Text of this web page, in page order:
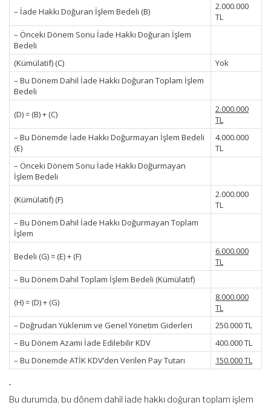
– İade Hakkı Doğuran İşlem Bedeli (B)
2.000.000
TL
– Önceki Dönem Sonu İade Hakkı Doğuran İşlem
Bedeli
(Kümülatif) (C)
Yok
– Bu Dönem Dahil İade Hakkı Doğuran Toplam İşlem
Bedeli
(D) = (B) + (C)
2.000.000
TL
– Bu Dönemde İade Hakkı Doğurmayan İşlem Bedeli
(E)
4.000.000
TL
– Önceki Dönem Sonu İade Hakkı Doğurmayan
İşlem Bedeli
(Kümülatif) (F)
2.000.000
TL
– Bu Dönem Dahil İade Hakkı Doğurmayan Toplam
İşlem
Bedeli (G) = (E) + (F)
6.000.000
TL
– Bu Dönem Dahil Toplam İşlem Bedeli (Kümülatif)
(H) = (D) + (G)
8.000.000
TL
– Doğrudan Yüklenim ve Genel Yönetim Giderleri
250.000 TL
– Bu Dönem Azami İade Edilebilir KDV
400.000 TL
– Bu Dönemde ATİK KDV’den Verilen Pay Tutarı
150.000 TL
Bu durumda, bu dönem dahil iade hakkı doğuran toplam işlem